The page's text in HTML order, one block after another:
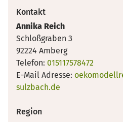
Kontakt
Annika Reich
Schloßgraben 3
92224 Amberg
Telefon: 015117578472
E-Mail Adresse:
sulzbach.de
Region